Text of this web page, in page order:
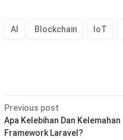
AI Blockchain IoT
Post
navigation
Previous post
Apa Kelebihan Dan Kelemahan
Framework Laravel?